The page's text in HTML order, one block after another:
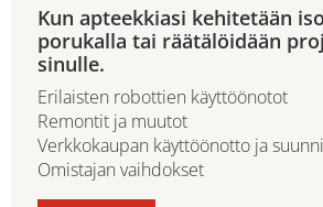
Kun apteekkiasi kehitetään
porukalla tai räätälöidään
sinulle.
Erilaisten robottien käyttöönotot
Remontit ja muutot
Verkkokaupan käyttöönotto ja
Omistajan vaihdokset